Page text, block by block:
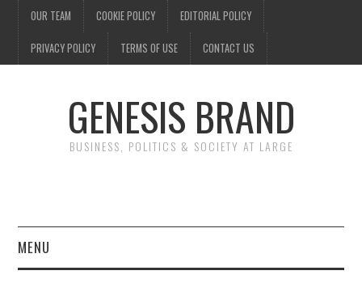
OUR TEAM COOKIE POLICY EDITORIAL POLICY
PRIVACY POLICY TERMS OF USE CONTACT US
GENESIS BRAND
BUSINESS, POLITICS & SOCIETY AT LARGE
MENU